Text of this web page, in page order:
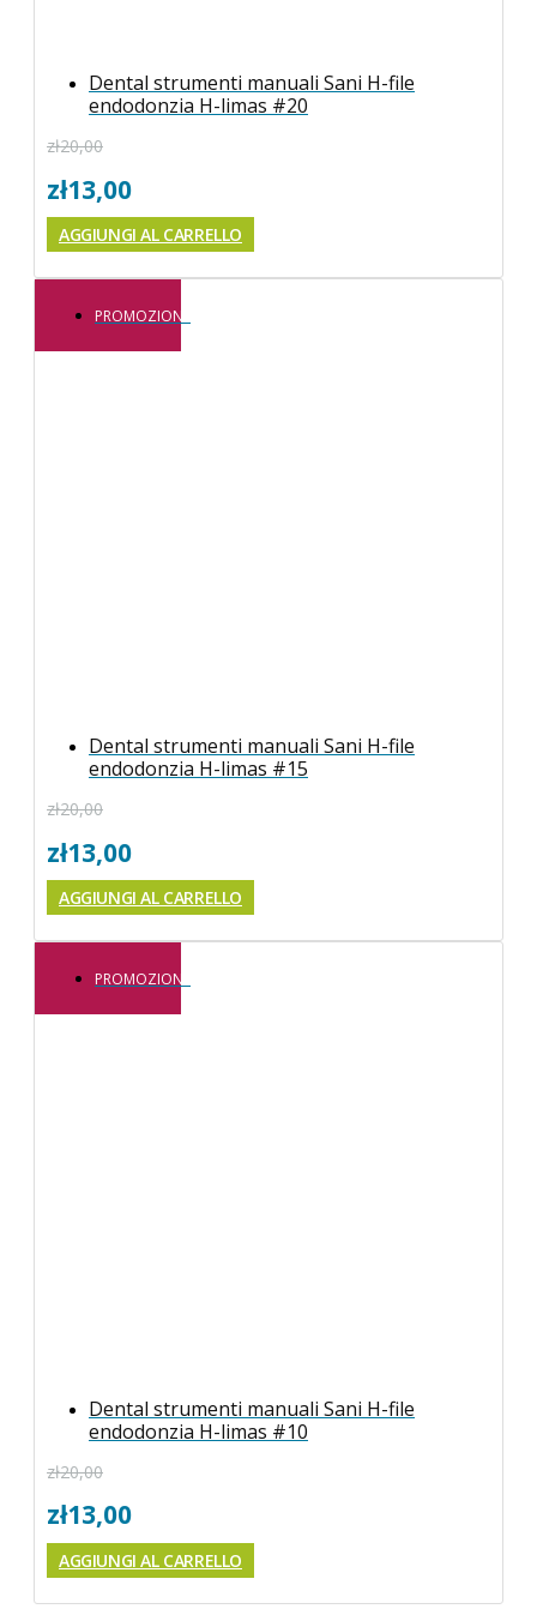
Dental strumenti manuali Sani H-file
endodonzia H-limas #20
zł20,00
zł13,00
AGGIUNGI AL CARRELLO
PROMOZIONE
Dental strumenti manuali Sani H-file
endodonzia H-limas #15
zł20,00
zł13,00
AGGIUNGI AL CARRELLO
PROMOZIONE
Dental strumenti manuali Sani H-file
endodonzia H-limas #10
zł20,00
zł13,00
AGGIUNGI AL CARRELLO